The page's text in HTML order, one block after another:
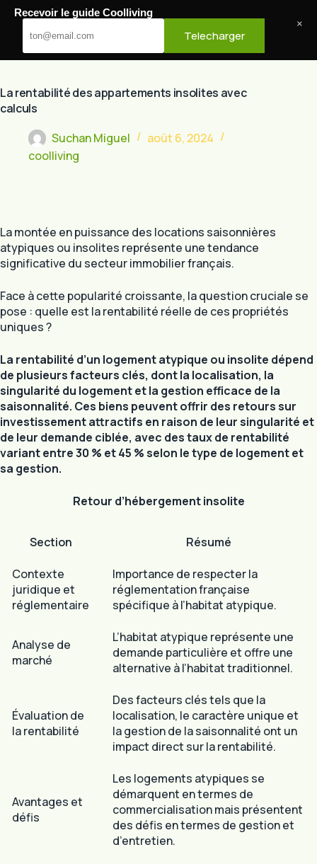
Passer
contenu
Cool Living
La rentabilité des appartements insolites avec
calculs
Suchan Miguel
août 6, 2024
coolliving
La montée en puissance des locations saisonnières
atypiques ou insolites représente une tendance
significative du secteur immobilier français.
Face à cette popularité croissante, la question cruciale se
pose : quelle est la rentabilité réelle de ces propriétés
uniques ?
La rentabilité d’un logement atypique ou insolite dépend
de plusieurs facteurs clés, dont la localisation, la
singularité du logement et la gestion efficace de la
saisonnalité. Ces biens peuvent offrir des retours sur
investissement attractifs en raison de leur singularité et
de leur demande ciblée, avec des taux de rentabilité
variant entre 30 % et 45 % selon le type de logement et
sa gestion.
Retour d’hébergement insolite
Section Résumé
Contexte
juridique et
réglementaire
Importance de respecter la
réglementation française
spécifique à l’habitat atypique.
Analyse de
marché
L’habitat atypique représente une
demande particulière et offre une
alternative à l’habitat traditionnel.
Évaluation de
la rentabilité
Des facteurs clés tels que la
localisation, le caractère unique et
la gestion de la saisonnalité ont un
impact direct sur la rentabilité.
Avantages et
défis
Les logements atypiques se
démarquent en termes de
commercialisation mais présentent
des défis en termes de gestion et
d’entretien.
Recevoir le guide Coolliving
Telecharger
×